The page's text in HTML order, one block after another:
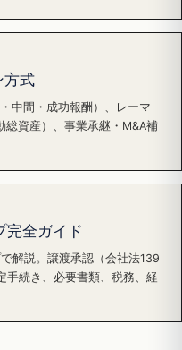
方式
中間・成功報酬）、レーマ
総資産）、事業承継・M&A補
完全ガイド
解説。譲渡承認（会社法139
手続き、必要書類、税務、経